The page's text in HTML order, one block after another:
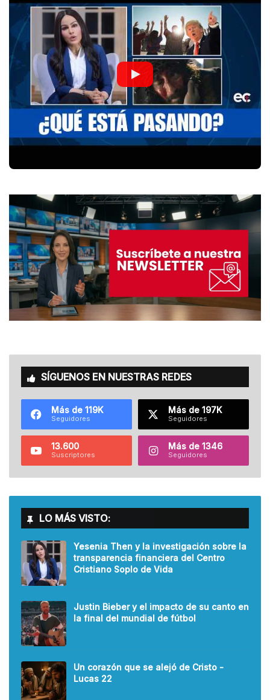
SÍGUENOS EN NUESTRAS REDES
Más de 119K
Seguidores
Más de 197K
Seguidores
13.600
Suscriptores
Más de 1346
Seguidores
LO MÁS VISTO:
Yesenia Then y la investigación sobre la
transparencia financiera del Centro
Cristiano Soplo de Vida
Justin Bieber y el impacto de su canto en
la final del mundial de fútbol
Un corazón que se alejó de Cristo -
Lucas 22